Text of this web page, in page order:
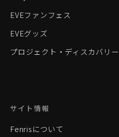
EVEファンフェス
EVEグッズ
プロジェクト・ディスカバリー
サイト情報
Fenrisについて